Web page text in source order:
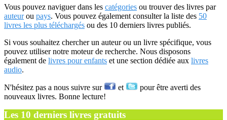
Vous pouvez naviguer dans les catégories ou trouver des livres par
auteurou pays. Vous pouvez également consulter la liste des 50
livres les plus téléchargés ou des 10 derniers livres publiés.
Si vous souhaitez chercher un auteur ou un livre spécifique, vous
pouvez utiliser notre moteur de recherche. Nous disposons
également de livres pour enfants et une section dédiée aux livres
audio.
N'hésitez pas a nous suivre sur et
pour être averti des
nouveaux livres. Bonne lecture!
Les 10 derniers livres gratuits